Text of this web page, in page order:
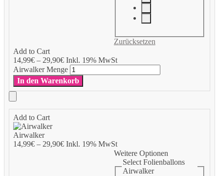
Add to Cart
14,99€– 29,90€Inkl. 19% MwSt
Zurücksetzen
Airwalker Menge
In den Warenkorb
Add to Cart
Airwalker
14,99€– 29,90€Inkl. 19% MwSt
Weitere Optionen
Select Folienballons
Airwalker